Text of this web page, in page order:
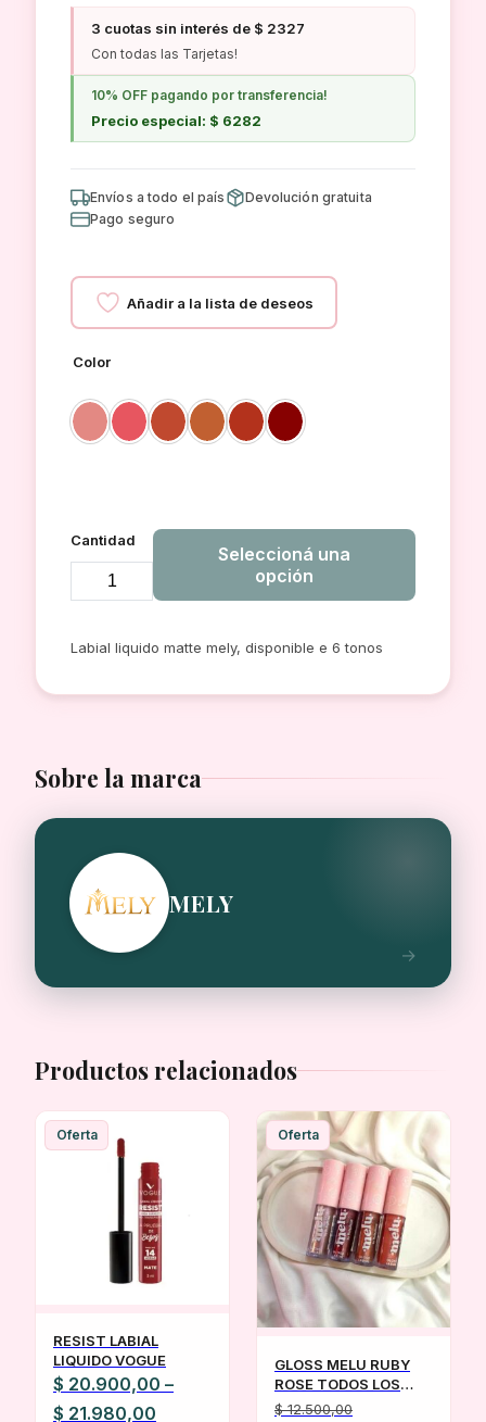
3 cuotas sin interés de $ 2327
Con todas las Tarjetas!
10% OFF pagando por transferencia!
Precio especial: $ 6282
Envíos a todo el país
Devolución gratuita
Pago seguro
Añadir a la lista de deseos
Color
Cantidad
LABIAL
LIQUID
MELY
Seleccioná una
opción
Labial liquido matte mely, disponible e 6 tonos
Sobre la marca
MELY
Productos relacionados
Oferta
RESIST LABIAL
LIQUIDO VOGUE
$ 20.900,00 –
$ 21.980,00
Oferta
GLOSS MELU RUBY
ROSE TODOS LOS
TONOS
$12.500,00